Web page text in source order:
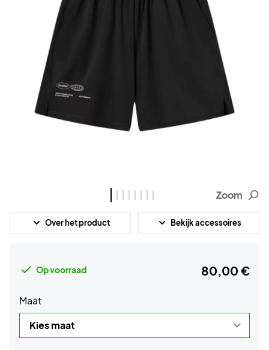
Zoom
Over het product Bekijk accessoires
Op voorraad 80,00 €
Maat